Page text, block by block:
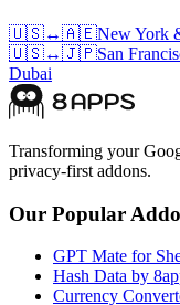
🇺🇸↔🇦🇪New York
🇺🇸↔🇯🇵San
Dubai
Transforming your
privacy-first addons.
Our Popular
GPT Mate for
Hash Data by
Currency